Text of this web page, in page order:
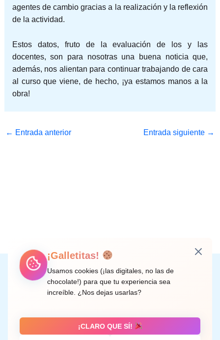
agentes de cambio gracias a la realización y la reflexión
de la actividad.
Estos datos, fruto de la evaluación de los y las
docentes, son para nosotras una buena noticia que,
además, nos alientan para continuar trabajando de cara
al curso que viene, de hecho, ¡ya estamos manos a la
obra!
← Entrada anterior Entrada siguiente →
Instagram
Facebook
X LinkedIn
Correo electrónico
C/ Doctor Rodríguez de la Fuente, 8 València
¡Galletitas!
Usamos cookies (¡las digitales, no las de
chocolate!) para que tu experiencia sea
increíble. ¿Nos dejas usarlas?
¡CLARO QUE SÍ!